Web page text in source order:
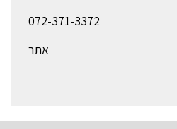
072-371-3372
אתר